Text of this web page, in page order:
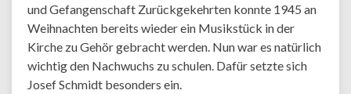
und Gefangenschaft Zurückgekehrten konnte 1945 an
Weihnachten bereits wieder ein Musikstück in der
Kirche zu Gehör gebracht werden. Nun war es natürlich
wichtig den Nachwuchs zu schulen. Dafür setzte sich
Josef Schmidt besonders ein.